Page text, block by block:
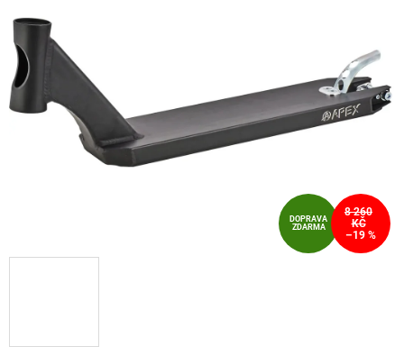
z
5
hvězdiček.
DOPRAVA
ZDARMA
8 260
KČ
–19 %